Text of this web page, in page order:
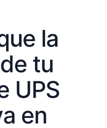
la
tu
UPS
en